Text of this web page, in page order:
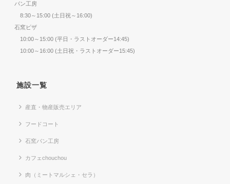
パン工房
8:30～15:00 (土日祝～16:00)
石窯ピザ
10:00～15:00 (平日・ラストオーダー14:45)
10:00～16:00 (土日祝・ラストオーダー15:45)
施設一覧
産直・物産販売エリア
フードコート
石窯パン工房
カフェchouchou
肉（ミートマルシェ・セラ）